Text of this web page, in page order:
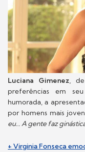
Luciana Gimenez,
preferências em
humorada, a
por homens mais
eu... A gente faz
+ Virginia Fonseca